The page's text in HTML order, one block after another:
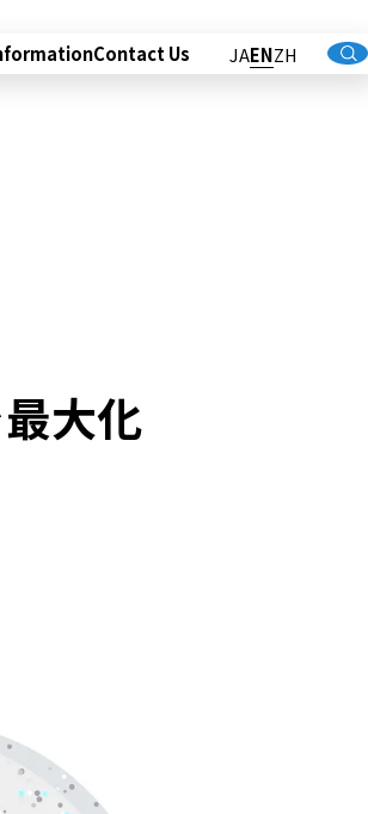
Contact Us JAENZH
大化